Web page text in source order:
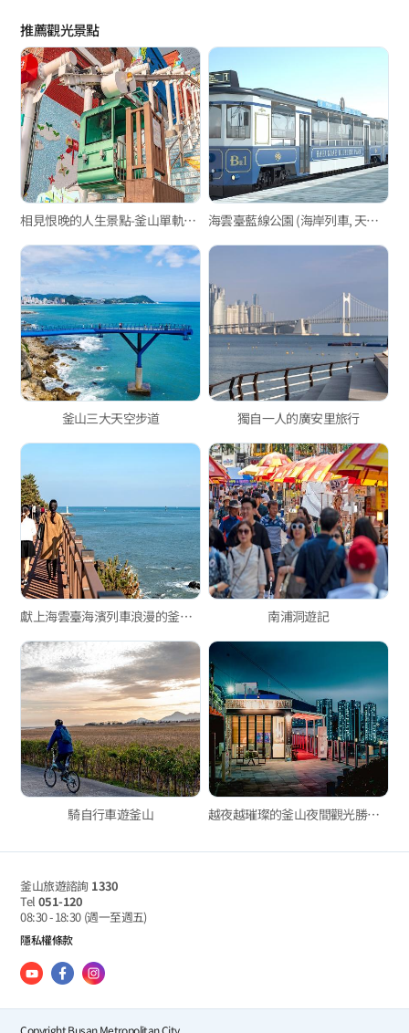
推薦觀光景點
相見恨晚的人生景點-釜山單軌電車篇 海雲臺藍線公園 (海岸列車, 天空膠囊列車)
釜山三大天空步道 獨自一人的廣安里旅行
獻上海雲臺海濱列車浪漫的釜山綠色鐵道 南浦洞遊記
騎自行車遊釜山 越夜越璀璨的釜山夜間觀光勝地七處
釜山旅遊諮詢 1330
Tel 051-120
08:30 - 18:30 (週一至週五)
隱私權條款
Copyright Busan Metropolitan City.